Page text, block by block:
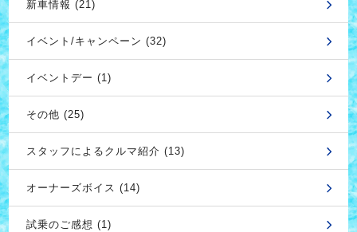
新車情報 (21)
イベント/キャンペーン (32)
イベントデー (1)
その他 (25)
スタッフによるクルマ紹介 (13)
オーナーズボイス (14)
試乗のご感想 (1)